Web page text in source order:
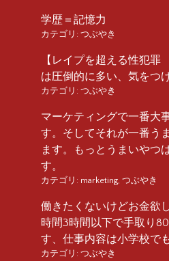
学歴＝記憶力
カテゴリ: つぶやき
【レイプを超える性犯
は圧倒的に多い、気をつ
カテゴリ: つぶやき
マーケティングで一番大
す。そしてそれが一番う
ます。もっとうまいやつ
す。
カテゴリ: marketing, つぶやき
働きたくないけどお金欲
時間3時間以下で手取り
す、仕事内容は小学校で
カテゴリ: つぶやき